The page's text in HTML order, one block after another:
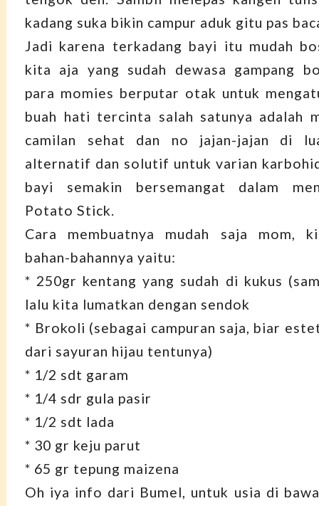
kadang suka bikin campur aduk gitu pas
Jadi karena terkadang bayi itu mudah
kita aja yang sudah dewasa gampang
para momies berputar otak untuk
buah hati tercinta salah satunya adalah
camilan sehat dan no jajan-jajan di
alternatif dan solutif untuk varian
bayi semakin bersemangat dalam
Potato Stick.
Cara membuatnya mudah saja mom,
bahan-bahannya yaitu:
* 250gr kentang yang sudah di kukus
lalu kita lumatkan dengan sendok
* Brokoli (sebagai campuran saja, biar
dari sayuran hijau tentunya)
* 1/2 sdt garam
* 1/4 sdr gula pasir
* 1/2 sdt lada
* 30 gr keju parut
* 65 gr tepung maizena
Oh iya info dari Bumel, untuk usia di